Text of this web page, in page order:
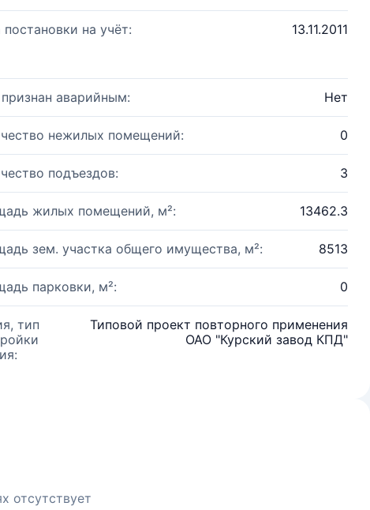
постановки на учёт: 13.11.2011
аварийным: Нет
нежилых помещений: 0
подъездов: 3
жилых помещений, м²: 13462.3
зем. участка общего имущества, м²: 8513
парковки, м²: 0
тип
Типовой проект повторного применения
ОАО "Курский завод КПД"
отсутствует